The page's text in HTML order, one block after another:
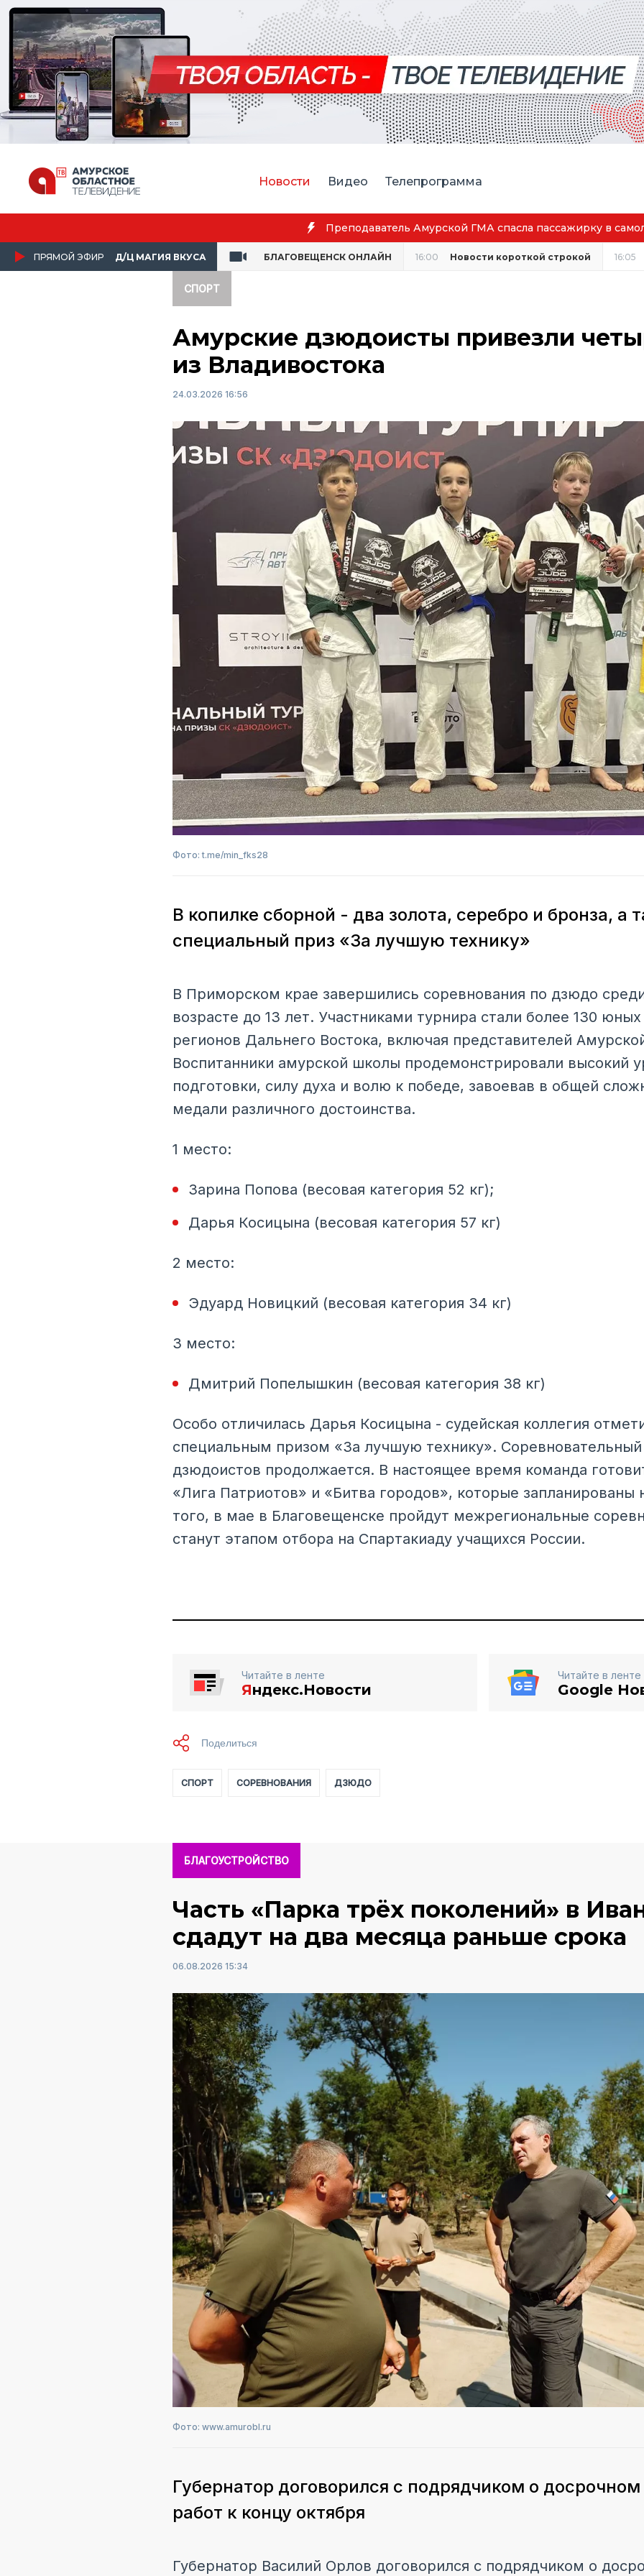
Новости Видео Телепрограмма
Преподаватель Амурской ГМА спасла пассажирку в
ПРЯМОЙ ЭФИР Д/Ц МАГИЯ ВКУСА БЛАГОВЕЩЕНСК ОНЛАЙН 16:00 Новости короткой строкой 16:05
СПОРТ
Амурские дзюдоисты привезли
из Владивостока
24.03.2026 16:56
Фото: t.me/min_fks28
В копилке сборной - два золота, серебро и бронза, а
специальный приз «За лучшую технику»
В Приморском крае завершились соревнования по дзюдо
возрасте до 13 лет. Участниками турнира стали более 130
регионов Дальнего Востока, включая представителей
Воспитанники амурской школы продемонстрировали высокий
подготовки, силу духа и волю к победе, завоевав в общей
медали различного достоинства.
1 место:
Зарина Попова (весовая категория 52 кг);
Дарья Косицына (весовая категория 57 кг)
2 место:
Эдуард Новицкий (весовая категория 34 кг)
3 место:
Дмитрий Попелышкин (весовая категория 38 кг)
Особо отличилась Дарья Косицына - судейская коллегия
специальным призом «За лучшую технику». Соревновательный
дзюдоистов продолжается. В настоящее время команда
«Лига Патриотов» и «Битва городов», которые запланированы
того, в мае в Благовещенске пройдут межрегиональные
станут этапом отбора на Спартакиаду учащихся России.
Читайте в ленте
Яндекс.Новости
Читайте в ленте
Google
СПОРТ СОРЕВНОВАНИЯ ДЗЮДО
БЛАГОУСТРОЙСТВО
Часть «Парка трёх поколений» в
сдадут на два месяца раньше срока
06.08.2026 15:34
Фото: www.amurobl.ru
Губернатор договорился с подрядчиком о
работ к концу октября
Губернатор Василий Орлов договорился с подрядчиком о